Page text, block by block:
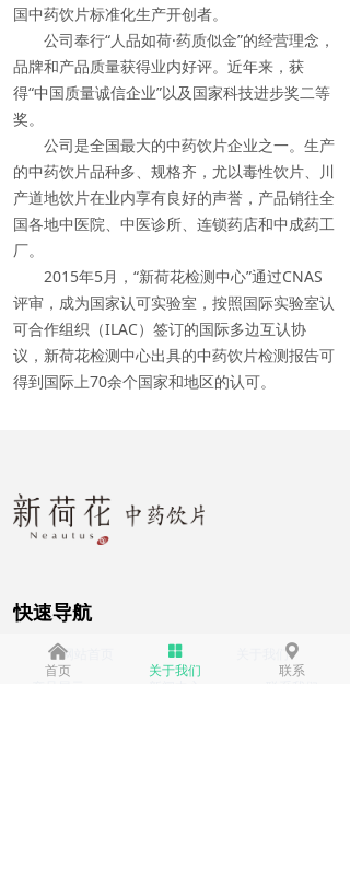
国中药饮片标准化生产开创者。
公司奉行“人品如荷·药质似金”的经营理念，
品牌和产品质量获得业内好评。近年来，获
得“中国质量诚信企业”以及国家科技进步奖二等
奖。
公司是全国最大的中药饮片企业之一。生产
的中药饮片品种多、规格齐，尤以毒性饮片、川
产道地饮片在业内享有良好的声誉，产品销往全
国各地中医院、中医诊所、连锁药店和中成药工
厂。
2015年5月，“新荷花检测中心”通过CNAS
评审，成为国家认可实验室，按照国际实验室认
可合作组织（ILAC）签订的国际多边互认协
议，新荷花检测中心出具的中药饮片检测报告可
得到国际上70余个国家和地区的认可。
낀
首页
넒
关于我们
끇
联系
快速导航
网站首页
关于我们